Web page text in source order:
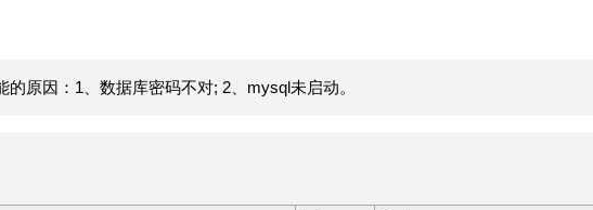
原因：1、数据库密码不对; 2、mysql未启动。